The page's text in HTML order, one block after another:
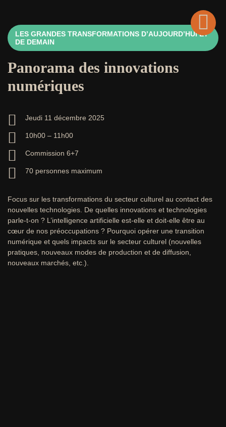
LES GRANDES TRANSFORMATIONS D’AUJOURD’HUI ET
DE DEMAIN
Panorama des innovations
numériques
Jeudi 11 décembre 2025
10h00 – 11h00
Commission 6+7
70 personnes maximum
Focus sur les transformations du secteur culturel au contact des
nouvelles technologies. De quelles innovations et technologies
parle-t-on ? L’intelligence artificielle est-elle et doit-elle être au
cœur de nos préoccupations ? Pourquoi opérer une transition
numérique et quels impacts sur le secteur culturel (nouvelles
pratiques, nouveaux modes de production et de diffusion,
nouveaux marchés, etc.).